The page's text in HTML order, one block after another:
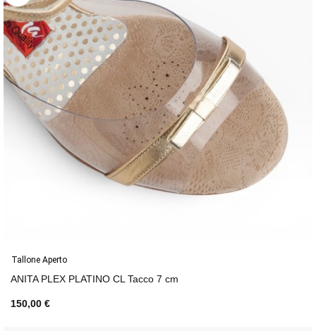
Tallone Aperto
ANITA PLEX PLATINO CL Tacco 7 cm
150,00 €